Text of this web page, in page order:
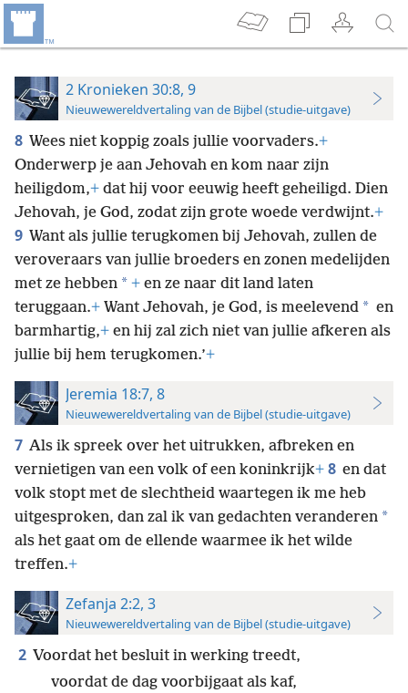
2 Kronieken 30:8, 9
Nieuwewereldvertaling van de Bijbel (studie-uitgave)
8 Wees niet koppig zoals jullie voorvaders.+
Onderwerp je aan Jehovah en kom naar zijn
heiligdom,+ dat hij voor eeuwig heeft geheiligd. Dien
Jehovah, je God, zodat zijn grote woede verdwijnt.+
9 Want als jullie terugkomen bij Jehovah, zullen de
veroveraars van jullie broeders en zonen medelijden
met ze hebben * + en ze naar dit land laten
teruggaan.+ Want Jehovah, je God, is meelevend * en
barmhartig,+ en hij zal zich niet van jullie afkeren als
jullie bij hem terugkomen.’+
Jeremia 18:7, 8
Nieuwewereldvertaling van de Bijbel (studie-uitgave)
7 Als ik spreek over het uitrukken, afbreken en
vernietigen van een volk of een koninkrijk+ 8 en dat
volk stopt met de slechtheid waartegen ik me heb
uitgesproken, dan zal ik van gedachten veranderen *
als het gaat om de ellende waarmee ik het wilde
treffen.+
Zefanja 2:2, 3
Nieuwewereldvertaling van de Bijbel (studie-uitgave)
2 Voordat het besluit in werking treedt,
voordat de dag voorbijgaat als kaf,